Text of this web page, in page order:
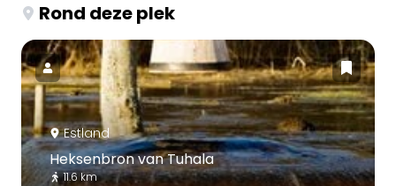
Rond deze plek
Estland
Heksenbron van Tuhala
11.6 km